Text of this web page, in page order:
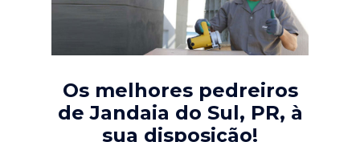
Os melhores pedreiros
de Jandaia do Sul, PR, à
sua disposição!